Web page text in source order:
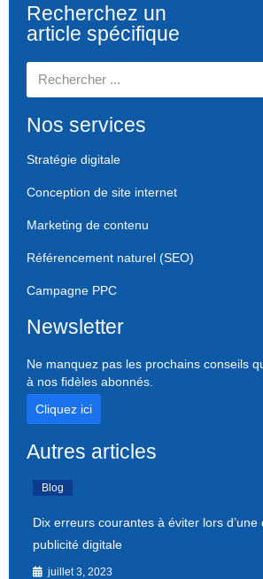
Recherchez un
article spécifique
Nos services
Stratégie digitale
Conception de site internet
Marketing de contenu
Référencement naturel (SEO)
Campagne PPC
Newsletter
Ne manquez pas les prochains conseils
à nos fidèles abonnés.
Cliquez ici
Autres articles
Blog
Dix erreurs courantes à éviter lors
publicité digitale
juillet 3, 2023